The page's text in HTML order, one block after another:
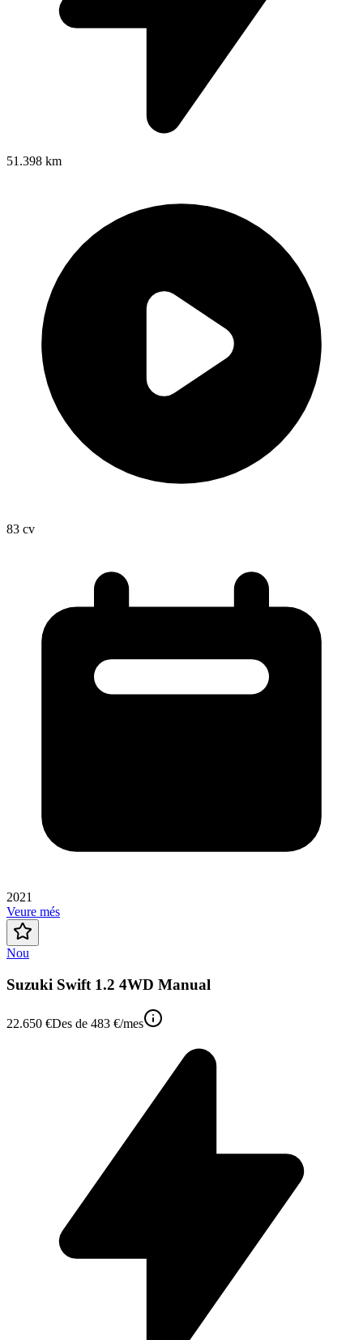
51.398 km
83 cv
2021
Veure més
Nou
Suzuki Swift 1.2 4WD Manual
22.650 €Des de 483 €/mes